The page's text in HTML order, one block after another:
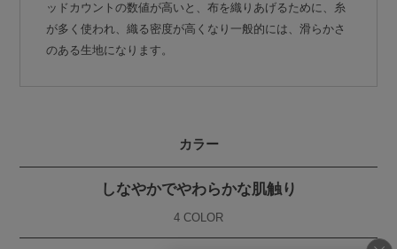
ッドカウントの数値が高いと、布を織りあげるために、糸
が多く使われ、織る密度が高くなり一般的には、滑らかさ
のある生地になります。
カラー
しなやかでやわらかな肌触り
4 COLOR